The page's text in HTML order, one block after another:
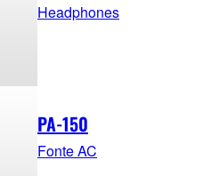
Headphones
PA-150
Fonte AC